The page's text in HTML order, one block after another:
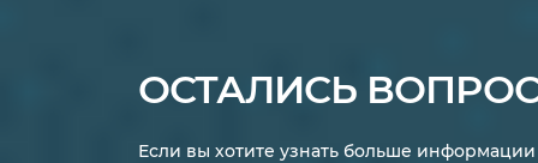
ОСТАЛИСЬ
Если вы хотите узнать больше информации